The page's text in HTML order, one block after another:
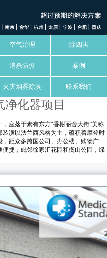
空气治理 除四害
消杀防疫 案例
火灾烟雾除臭 联系我们
净化器项目
座落于素有东方“香榭丽舍大街”美称
潢以法兰西风格为主，蕴积着摩登时
距众多跨国公司、办公楼、购物广
捷；毗邻徐家汇花园和衡山公园，绿